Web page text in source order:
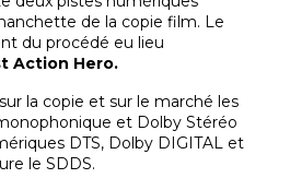
de la copie film. Le
du procédé eu lieu
Action Hero.
la copie et sur le marché les
et Dolby Stéréo
DTS, Dolby DIGITAL et
le SDDS.